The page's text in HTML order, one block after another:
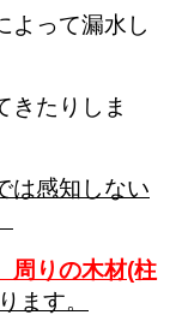
よって漏水し
きたりしま
は感知しない
周りの木材(柱
ます。